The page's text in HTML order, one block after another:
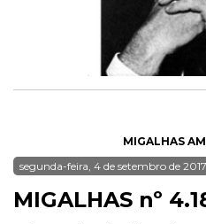
MIGALHAS
segunda-feira, 4 de setembro de 2017
MIGALHAS nº